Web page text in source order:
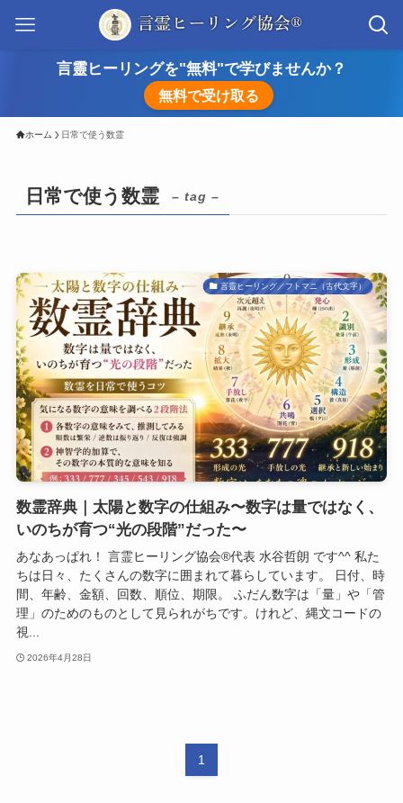
言靈ヒーリングを"無料"で学びませんか？
無料で受け取る
ホーム 日常で使う数霊
日常で使う数霊 – tag –
言靈ヒーリング／フトマニ（古代文字）
数霊辞典｜太陽と数字の仕組み〜数字は量ではなく、
いのちが育つ“光の段階”だった〜
あなあっぱれ！ 言霊ヒーリング協会®代表 水谷哲朗 です^^ 私た
ちは日々、たくさんの数字に囲まれて暮らしています。 日付、時
間、年齢、金額、回数、順位、期限。 ふだん数字は「量」や「管
理」のためのものとして見られがちです。けれど、縄文コードの
視...
2026年4月28日
1